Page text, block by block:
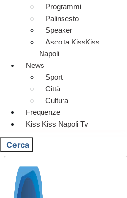
Programmi
Palinsesto
Speaker
Ascolta KissKiss
Napoli
News
Sport
Città
Cultura
Frequenze
Kiss Kiss Napoli Tv
Cerca